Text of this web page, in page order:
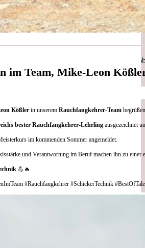
im Team, Mike-Leon
Kößler in unseremRauchfangkehrer-Team
bester Rauchfangkehrer-Lehrling ausgezeichnet
im kommenden Sommer angemeldet.
und Verantwortung im Beruf machen ihn zu
💪🔥
#Rauchfangkehrer #SchickerTechnik
später war jemand Vorort, Problem
Bewertungen
kompetente Beratung.